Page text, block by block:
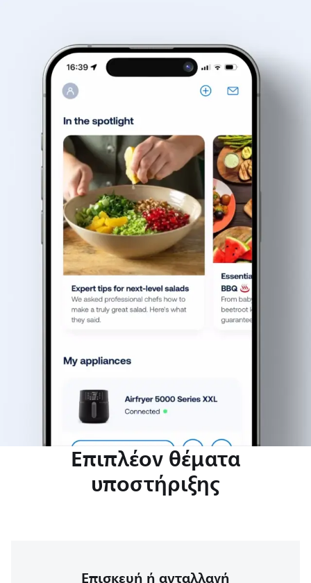
Επιπλέον θέματα
υποστήριξης
Επισκευή ή ανταλλαγή